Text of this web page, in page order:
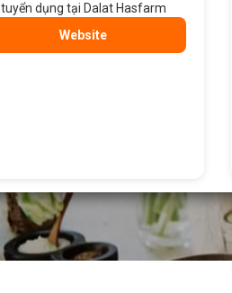
tuyển dụng tại Dalat Hasfarm
Website